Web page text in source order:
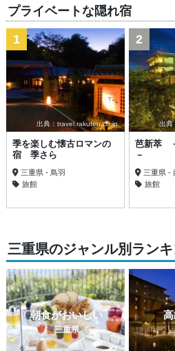
プライベートな隠れ宿
出典：travel.rakuten.co.jp
1
季を楽しむ懐古ロマンの
宿 季さら
三重県 - 鳥羽
旅館
出典
2
芭新萃
－
三重県 -
旅館
三重県のジャンル別ラン
朝食がおいしい
三重県